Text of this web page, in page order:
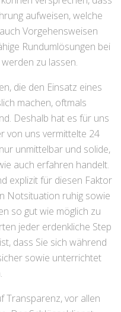
aufweisen, welche
Vorgehensweisen
Rundumlösungen bei
zu lassen.
die den Einsatz eines
machen, oftmals
Deshalb hat es für uns
von uns vermittelte 24
unmittelbar und solide,
auch erfahren handelt.
explizit für diesen Faktor
Notsituation ruhig sowie
so gut wie möglich zu
jeder erdenkliche Step
dass Sie sich während
sowie unterrichtet
Transparenz, vor allen